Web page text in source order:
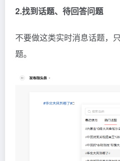
2.找到话题、待回答问题
不要做这类实时消息话题，
题。